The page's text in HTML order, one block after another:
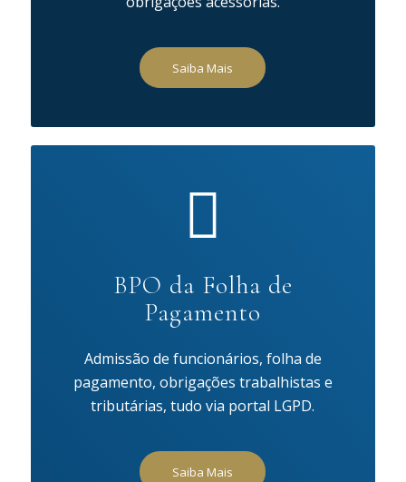
Saiba Mais
BPO da Folha de
Pagamento
Admissão de funcionários, folha de
pagamento, obrigações trabalhistas e
tributárias, tudo via portal LGPD.
Saiba Mais